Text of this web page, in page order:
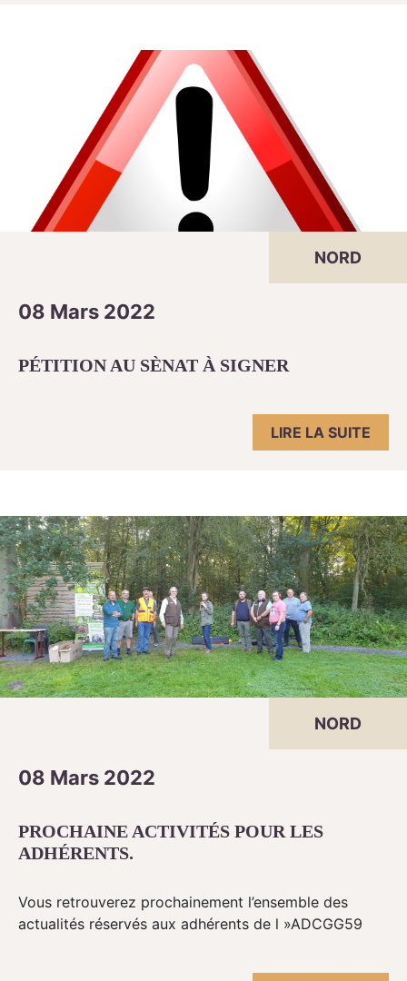
NORD
08 Mars 2022
PÉTITION AU SÈNAT À SIGNER
LIRE LA SUITE
NORD
08 Mars 2022
PROCHAINE ACTIVITÉS POUR LES
ADHÉRENTS.
Vous retrouverez prochainement l’ensemble des
actualités réservés aux adhérents de l »ADCGG59